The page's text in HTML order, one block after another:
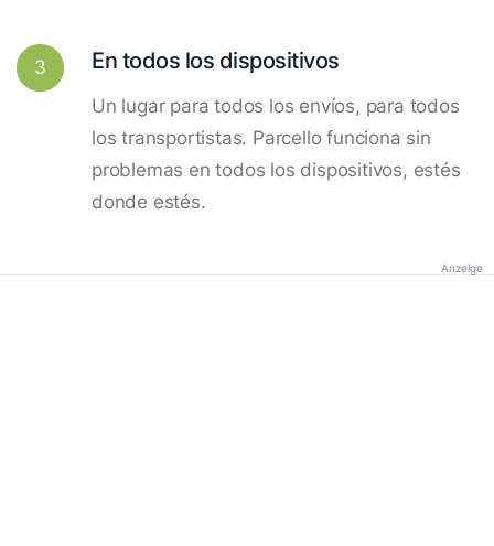
3 En todos los dispositivos
Un lugar para todos los envíos, para todos
los transportistas. Parcello funciona sin
problemas en todos los dispositivos, estés
donde estés.
Anzeige